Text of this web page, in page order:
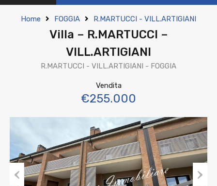
Home FOGGIA R.MARTUCCI - VILL.ARTIGIANI
Villa – R.MARTUCCI –
VILL.ARTIGIANI
R.MARTUCCI - VILL.ARTIGIANI - FOGGIA
Vendita
€255.000